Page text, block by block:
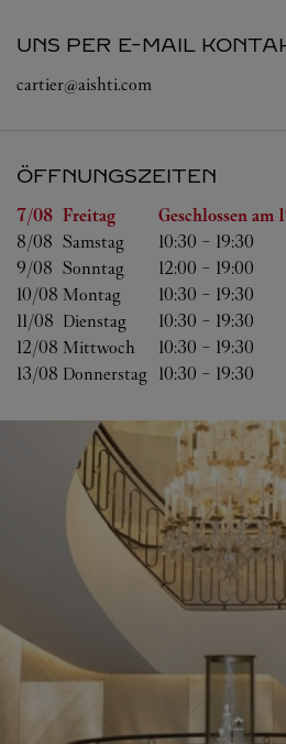
UNS PER E-MAIL
cartier@aishti.com
ÖFFNUNGSZEITEN
WochentagÖffnungszeiten
7/08 Freitag Geschlossen am
8/08 Samstag 10:30 - 19:30
9/08 Sonntag 12:00 - 19:00
10/08 Montag 10:30 - 19:30
11/08 Dienstag 10:30 - 19:30
12/08 Mittwoch 10:30 - 19:30
13/08 Donnerstag 10:30 - 19:30